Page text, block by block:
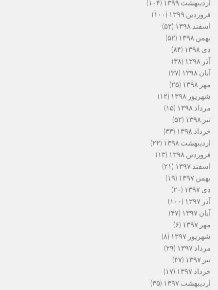
اردیبهشت ۱۳۹۹
(۱۰۴)
فروردین ۱۳۹۹
(۱۰۰)
اسفند ۱۳۹۸
(۵۲)
بهمن ۱۳۹۸
(۵۲)
دی ۱۳۹۸
(۸۴)
آذر ۱۳۹۸
(۳۸)
آبان ۱۳۹۸
(۳۷)
مهر ۱۳۹۸
(۲۵)
شهریور ۱۳۹۸
(۱۲)
مرداد ۱۳۹۸
(۱۵)
تیر ۱۳۹۸
(۵۲)
خرداد ۱۳۹۸
(۳۳)
اردیبهشت ۱۳۹۸
(۲۲)
فروردین ۱۳۹۸
(۱۳)
اسفند ۱۳۹۷
(۲۱)
بهمن ۱۳۹۷
(۱۹)
دی ۱۳۹۷
(۲۰)
آذر ۱۳۹۷
(۱۰۰)
آبان ۱۳۹۷
(۴۷)
مهر ۱۳۹۷
(۶)
شهریور ۱۳۹۷
(۸)
مرداد ۱۳۹۷
(۲۹)
تیر ۱۳۹۷
(۴۷)
خرداد ۱۳۹۷
(۱۷)
اردیبهشت ۱۳۹۷
(۳۵)